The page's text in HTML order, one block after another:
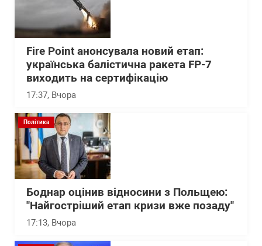
Fire Point анонсувала новий етап:
українська балістична ракета FP-7
виходить на сертифікацію
17:37, Вчора
Політика
Боднар оцінив відносини з Польщею:
"Найгостріший етап кризи вже позаду"
17:13, Вчора